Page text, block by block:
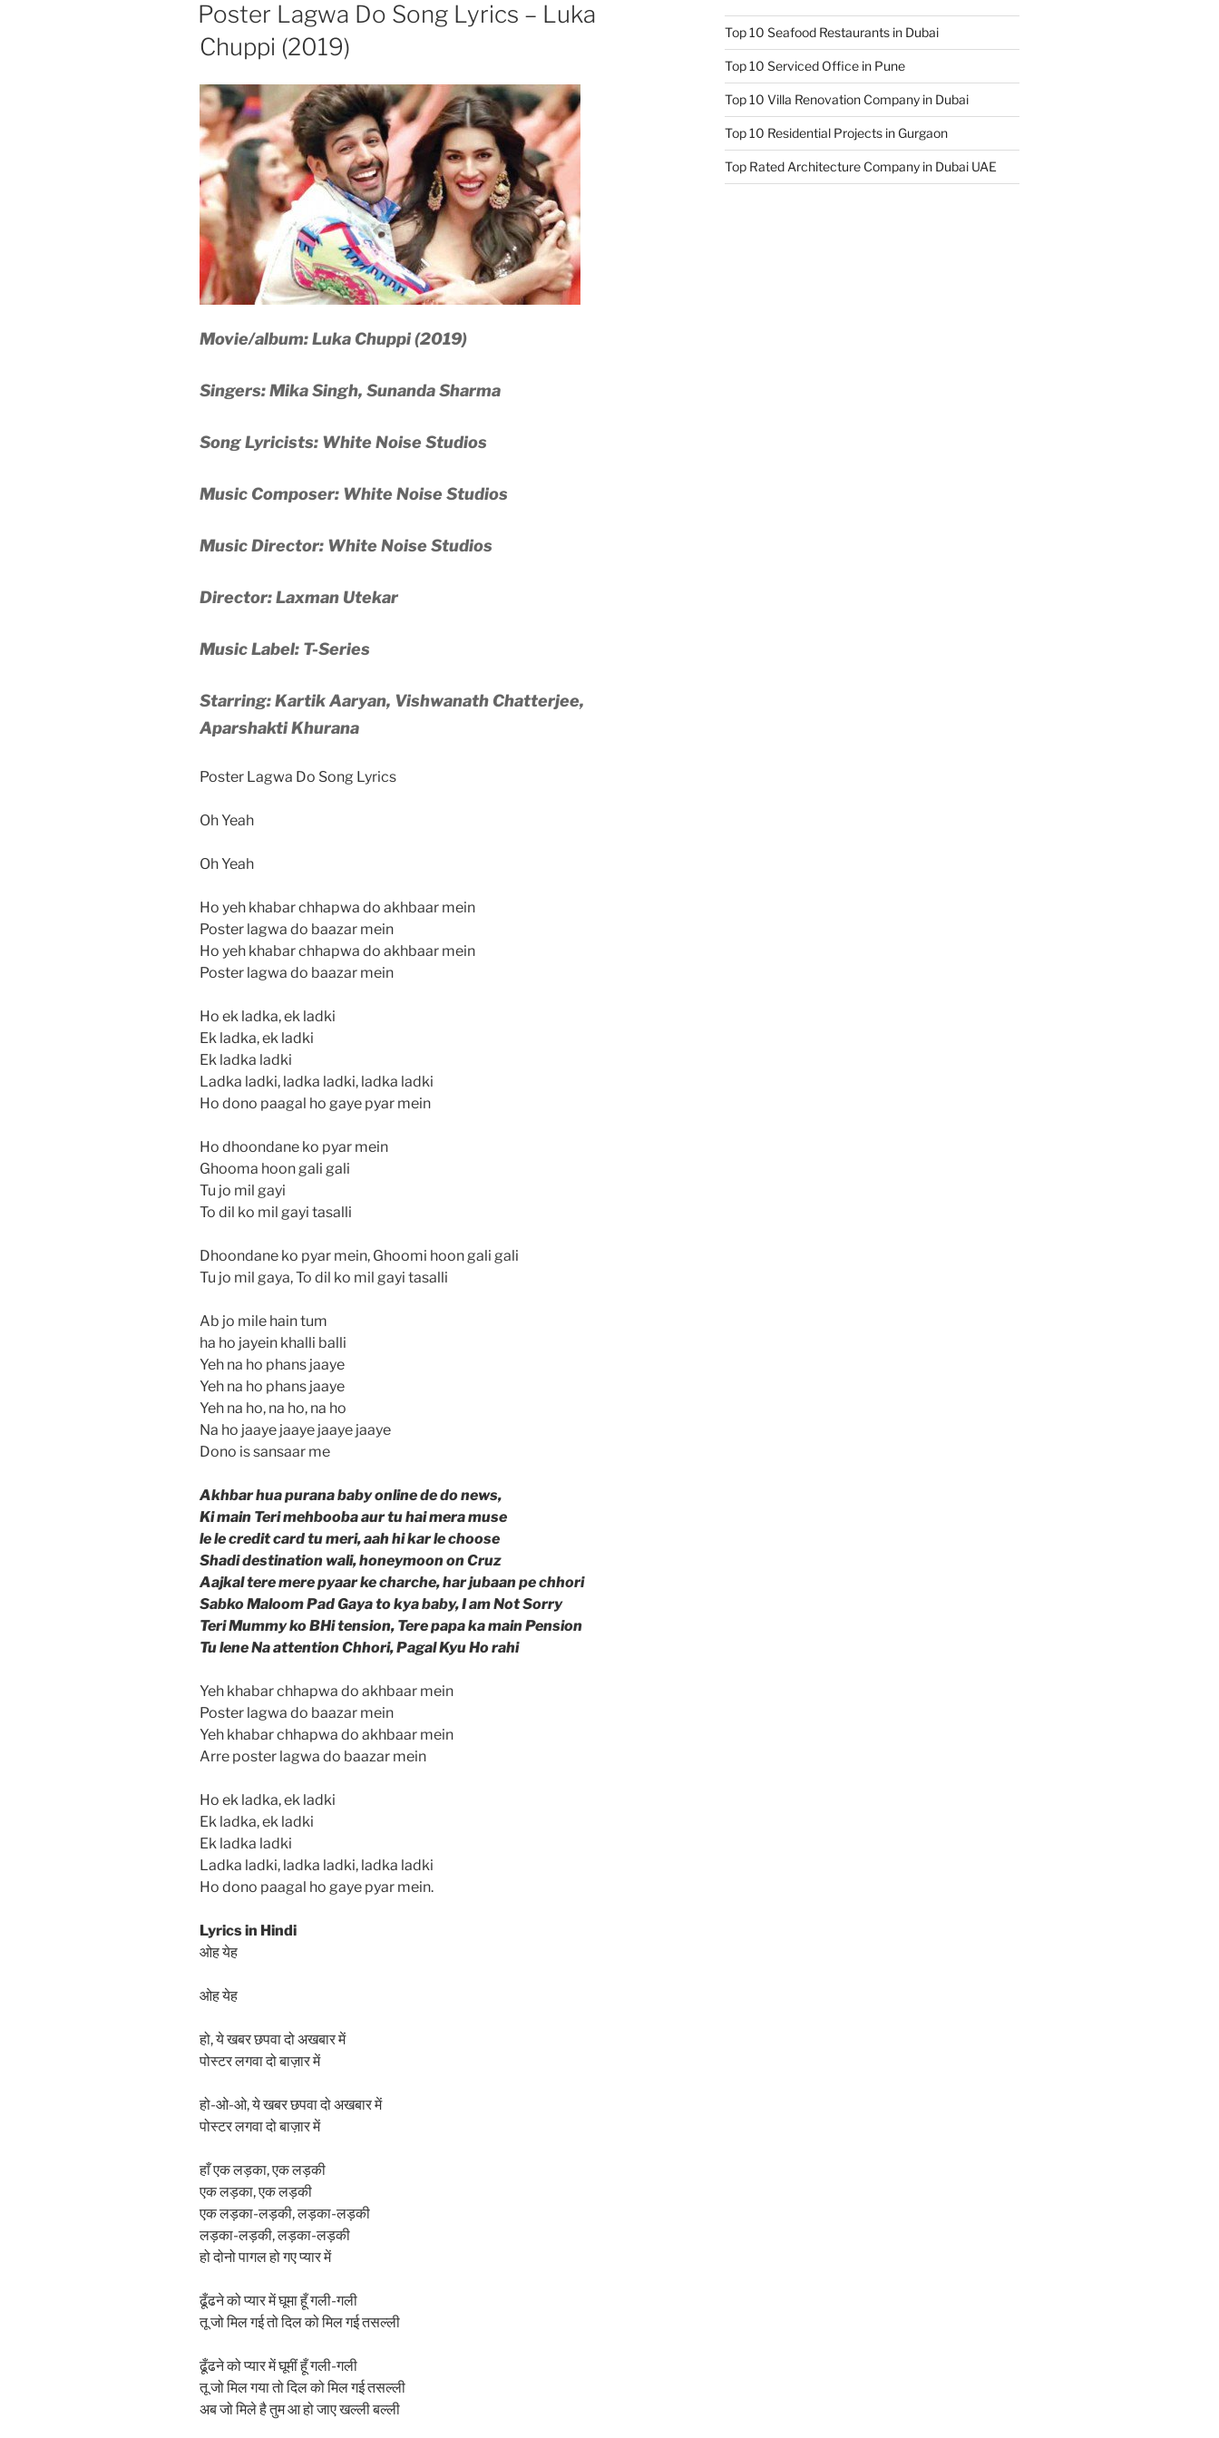
Poster Lagwa Do Song Lyrics – Luka
Chuppi (2019)
Movie/album: Luka Chuppi (2019)
Singers: Mika Singh, Sunanda Sharma
Song Lyricists: White Noise Studios
Music Composer: White Noise Studios
Music Director: White Noise Studios
Director: Laxman Utekar
Music Label: T-Series
Starring: Kartik Aaryan, Vishwanath Chatterjee,
Aparshakti Khurana
Poster Lagwa Do Song Lyrics
Oh Yeah
Oh Yeah
Ho yeh khabar chhapwa do akhbaar mein
Poster lagwa do baazar mein
Ho yeh khabar chhapwa do akhbaar mein
Poster lagwa do baazar mein
Ho ek ladka, ek ladki
Ek ladka, ek ladki
Ek ladka ladki
Ladka ladki, ladka ladki, ladka ladki
Ho dono paagal ho gaye pyar mein
Ho dhoondane ko pyar mein
Ghooma hoon gali gali
Tu jo mil gayi
To dil ko mil gayi tasalli
Dhoondane ko pyar mein, Ghoomi hoon gali gali
Tu jo mil gaya, To dil ko mil gayi tasalli
Ab jo mile hain tum
ha ho jayein khalli balli
Yeh na ho phans jaaye
Yeh na ho phans jaaye
Yeh na ho, na ho, na ho
Na ho jaaye jaaye jaaye jaaye
Dono is sansaar me
Akhbar hua purana baby online de do news,
Ki main Teri mehbooba aur tu hai mera muse
le le credit card tu meri, aah hi kar le choose
Shadi destination wali, honeymoon on Cruz
Aajkal tere mere pyaar ke charche, har jubaan pe chhori
Sabko Maloom Pad Gaya to kya baby, I am Not Sorry
Teri Mummy ko BHi tension, Tere papa ka main Pension
Tu lene Na attention Chhori, Pagal Kyu Ho rahi
Yeh khabar chhapwa do akhbaar mein
Poster lagwa do baazar mein
Yeh khabar chhapwa do akhbaar mein
Arre poster lagwa do baazar mein
Ho ek ladka, ek ladki
Ek ladka, ek ladki
Ek ladka ladki
Ladka ladki, ladka ladki, ladka ladki
Ho dono paagal ho gaye pyar mein.
Lyrics in Hindi
ओह येह
ओह येह
हो, ये खबर छपवा दो अखबार में
पोस्टर लगवा दो बाज़ार में
हो-ओ-ओ, ये खबर छपवा दो अखबार में
पोस्टर लगवा दो बाज़ार में
हाँ एक लड़का, एक लड़की
एक लड़का, एक लड़की
एक लड़का-लड़की, लड़का-लड़की
लड़का-लड़की, लड़का-लड़की
हो दोनो पागल हो गए प्यार में
ढूँढने को प्यार में घूमा हूँ गली-गली
तू जो मिल गई तो दिल को मिल गई तसल्ली
ढूँढने को प्यार में घूमीं हूँ गली-गली
तू जो मिल गया तो दिल को मिल गई तसल्ली
अब जो मिले है तुम आ हो जाए खल्ली बल्ली
Top 10 Seafood Restaurants in Dubai
Top 10 Serviced Office in Pune
Top 10 Villa Renovation Company in Dubai
Top 10 Residential Projects in Gurgaon
Top Rated Architecture Company in Dubai UAE